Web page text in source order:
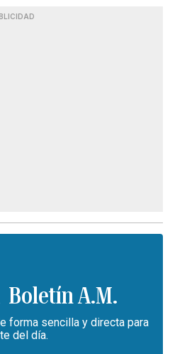
Boletín A.M.
forma sencilla y directa para
del día.